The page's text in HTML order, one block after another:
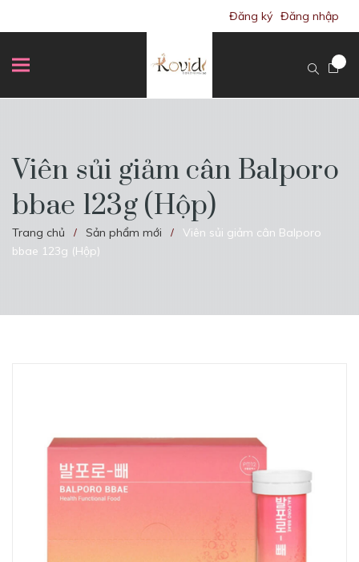
Đăng ký Đăng nhập
Viên sủi giảm cân Balporo
bbae 123g (Hộp)
Trang chủ / Sản phẩm mới /
Viên sủi giảm cân Balporo
bbae 123g (Hộp)